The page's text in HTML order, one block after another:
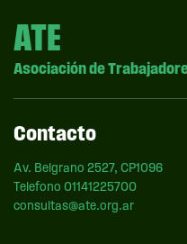
ATE
Asociación de
Contacto
Av. Belgrano 2527, CP1096
Telefono 01141225700
consultas@ate.org.ar